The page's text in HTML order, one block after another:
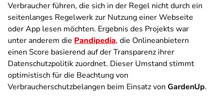
Verbraucher führen, die sich in der Regel nicht durch ein
seitenlanges Regelwerk zur Nutzung einer Webseite
oder App lesen möchten. Ergebnis des Projekts war
unter anderem die Pandipedia, die Onlineanbietern
einen Score basierend auf der Transparenz ihrer
Datenschutzpolitik zuordnet. Dieser Umstand stimmt
optimistisch für die Beachtung von
Verbraucherschutzbelangen beim Einsatz von GardenUp.